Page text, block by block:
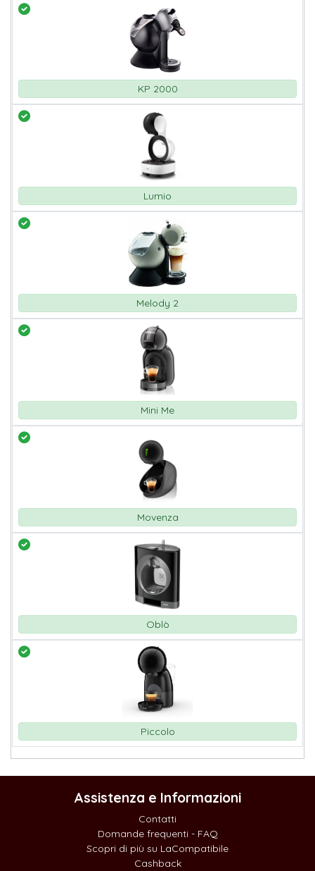
KP 2000
Lumio
Melody 2
Mini Me
Movenza
Oblò
Piccolo
Assistenza e Informazioni
Contatti
Domande frequenti - FAQ
Scopri di più su LaCompatibile
Cashback